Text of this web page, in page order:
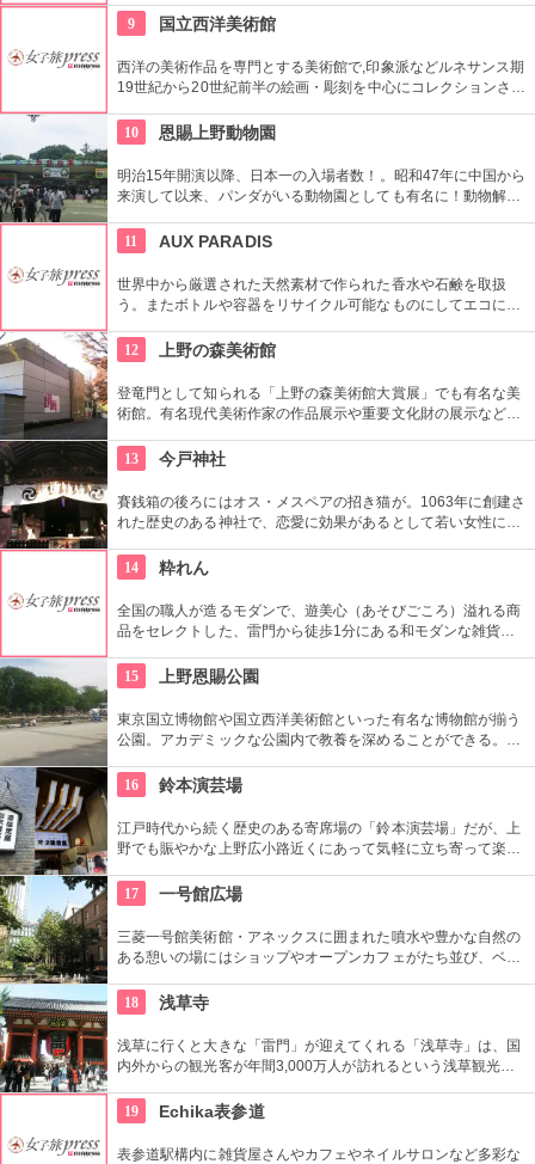
好評だとか。
9 国立西洋美術館
西洋の美術作品を専門とする美術館で,印象派などルネサンス期
19世紀から20世紀前半の絵画・彫刻を中心にコレクションされ
家）たちの作品を見ることができる美術館としは日本有数。ロ
ダンの「考える人」はこちらで見れる。設計はル・コルビジェ
が手掛け、建築・インテリア好きにもおすすめ。
10 恩賜上野動物園
明治15年開演以降、日本一の入場者数！。昭和47年に中国から
来演して以来、パンダがいる動物園としても有名に！動物解説
11
AUX PARADIS
世界中から厳選された天然素材で作られた香水や石鹸を取扱
う。またボトルや容器をリサイクル可能なものにしてエコにも
12
上野の森美術館
登竜門として知られる「上野の森美術館大賞展」でも有名な美
術館。有名現代美術作家の作品展示や重要文化財の展示など、
休めるのもいかが？
13 今戸神社
賽銭箱の後ろにはオス・メスペアの招き猫が。1063年に創建さ
れた歴史のある神社で、恋愛に効果があるとして若い女性に人
購入してみては？
14 粋れん
全国の職人が造るモダンで、遊美心（あそびごころ）溢れる商
品をセレクトした、雷門から徒歩1分にある和モダンな雑貨
めるので、粋な雑貨を探すのが楽しくなりそう。
15 上野恩賜公園
東京国立博物館や国立西洋美術館といった有名な博物館が揃う
公園。アカデミックな公園内で教養を深めることができる。ま
16
鈴本演芸場
江戸時代から続く歴史のある寄席場の「鈴本演芸場」だが、上
野でも賑やかな上野広小路近くにあって気軽に立ち寄って楽し
ず入ってみてはいかがでしょう。
17 一号館広場
三菱一号館美術館・アネックスに囲まれた噴水や豊かな自然の
ある憩いの場にはショップやオープンカフェがたち並び、ベン
憩いの場となっている。
18 浅草寺
浅草に行くと大きな「雷門」が迎えてくれる「浅草寺」は、国
内外からの観光客が年間3,000万人が訪れるという浅草観光一
都内最古の名刹です。
19 Echika表参道
表参道駅構内に雑貨屋さんやカフェやネイルサロンなど多彩な